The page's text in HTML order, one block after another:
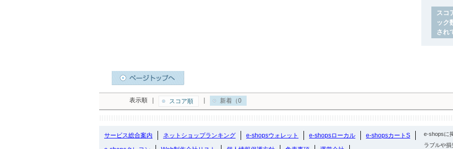
スコ
ック
され
表示順 スコア順 新着（0
サービス総合案内 ネットショップランキング e-shopsウォレット e-shopsローカル
e-shopsカートS
e-shopsに
ラブルや